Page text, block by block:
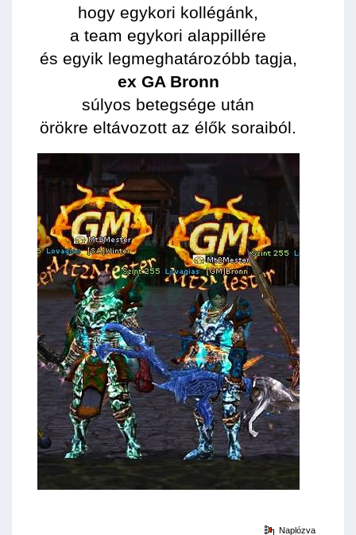
hogy egykori kollégánk,
a team egykori alappillére
és egyik legmeghatározóbb tagja,
ex GA Bronn
súlyos betegsége után
örökre eltávozott az élők soraiból.
Naplózva